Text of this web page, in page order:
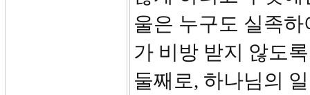
울은 누구도 실족
가 비방 받지 않도
둘째로, 하나님의